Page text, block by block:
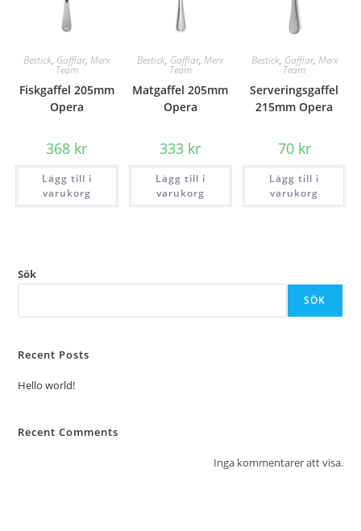
Bestick, Gafflar,Merx
Team
Fiskgaffel 205mm
Opera
368 kr
Lägg till i
varukorg
Bestick, Gafflar,Merx
Team
Matgaffel 205mm
Opera
333 kr
Lägg till i
varukorg
Bestick, Gafflar, Merx
Team
Serveringsgaffel
215mm Opera
70 kr
Lägg till i
varukorg
Sök
SÖK
Recent Posts
Hello world!
Recent Comments
Inga kommentarer att visa.